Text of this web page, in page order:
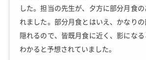
した。担当の先生が、夕方に部分月食
れました。部分月食とはいえ、かなり
隠れるので、皆既月食に近く、影にな
わかると予想されていました。